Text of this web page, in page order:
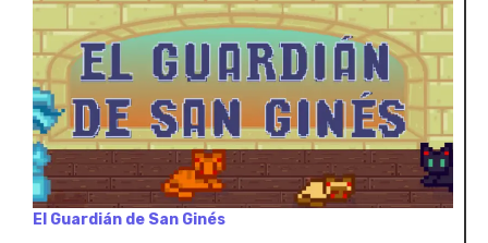
El Guardián de San Ginés